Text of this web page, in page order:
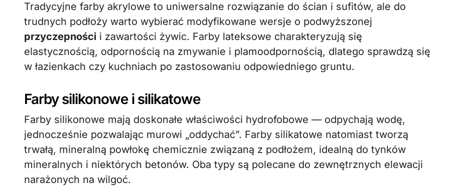
Tradycyjne farby akrylowe to uniwersalne rozwiązanie do ścian i sufitów, ale do
trudnych podłoży warto wybierać modyfikowane wersje o podwyższonej
przyczepności i zawartości żywic. Farby lateksowe charakteryzują się
elastycznością, odpornością na zmywanie i plamoodpornością, dlatego sprawdzą się
w łazienkach czy kuchniach po zastosowaniu odpowiedniego gruntu.
Farby silikonowe i silikatowe
Farby silikonowe mają doskonałe właściwości hydrofobowe — odpychają wodę,
jednocześnie pozwalając murowi „oddychać”. Farby silikatowe natomiast tworzą
trwałą, mineralną powłokę chemicznie związaną z podłożem, idealną do tynków
mineralnych i niektórych betonów. Oba typy są polecane do zewnętrznych elewacji
narażonych na wilgoć.